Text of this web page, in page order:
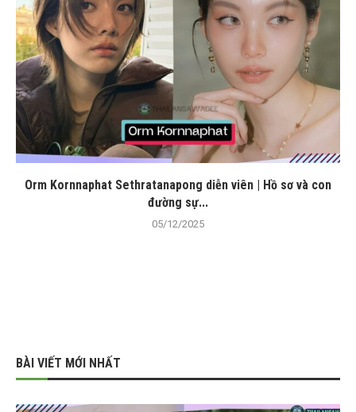
Orm Kornnaphat Sethratanapong diễn viên | Hồ sơ và con
đường sự...
05/12/2025
BÀI VIẾT MỚI NHẤT